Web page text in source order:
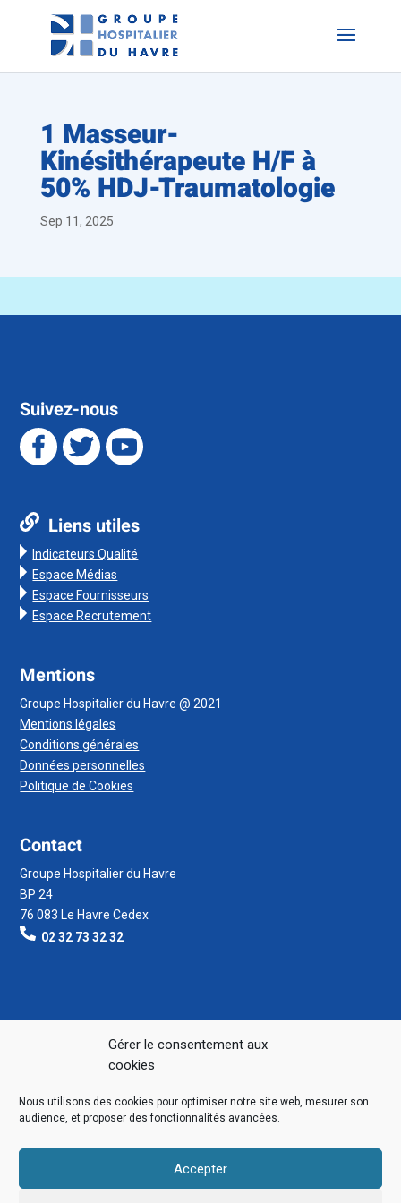
Gérer le consentement aux
cookies
Nous utilisons des cookies pour optimiser notre site web, mesurer son
audience, et proposer des fonctionnalités avancées.
Accepter
1 Masseur-
Kinésithérapeute H/F à
50% HDJ-Traumatologie
Sep 11, 2025
Suivez-nous
Liens utiles
Indicateurs Qualité
Espace Médias
Espace Fournisseurs
Espace Recrutement
Mentions
Groupe Hospitalier du Havre @ 2021
Mentions légales
Conditions générales
Données personnelles
Politique de Cookies
Contact
Groupe Hospitalier du Havre
BP 24
76 083 Le Havre Cedex
02 32 73 32 32